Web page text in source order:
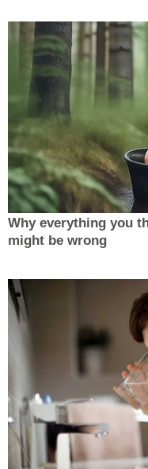
Why everything you
might be wrong